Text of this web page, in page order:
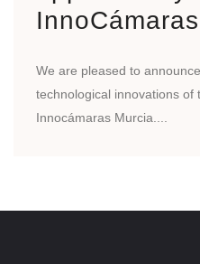
We are pleased to
technological innovations of
Innocámaras Murcia....